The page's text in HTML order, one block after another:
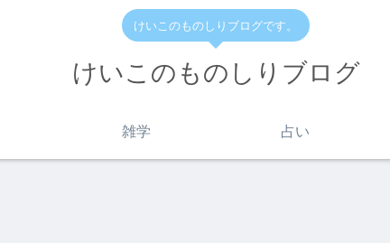
けいこのものしりブログです。
けいこのものしりブログ
雑学 占い